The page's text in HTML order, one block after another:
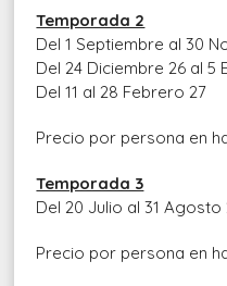
Temporada 2
Del 1 Septiembre al 30
Del 24 Diciembre 26 al 5
Del 11 al 28 Febrero 27
Precio por persona en
Temporada 3
Del 20 Julio al 31 Agosto
Precio por persona en